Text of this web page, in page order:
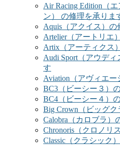
Air Racing Edition（
ン） の修理を承りま
Aquis（アクイス）の
Artelier（アートリエ
Artix（アーティクス
Audi Sport（アウデ
す
Aviation（アヴィエ
BC3（ビーシー３）
BC4（ビーシー４）
Big Crown（ビッグ
Calobra（カロブラ）
Chronoris（クロノリ
Classic（クラシック